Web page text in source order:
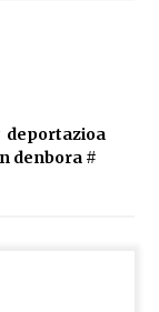
deportazioa
denbora#